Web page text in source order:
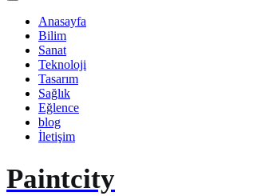
Anasayfa
Bilim
Sanat
Teknoloji
Tasarım
Sağlık
Eğlence
blog
İletişim
Paintcity